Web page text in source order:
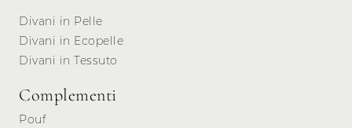
Divani in Pelle
Divani in Ecopelle
Divani in Tessuto
Complementi
Pouf